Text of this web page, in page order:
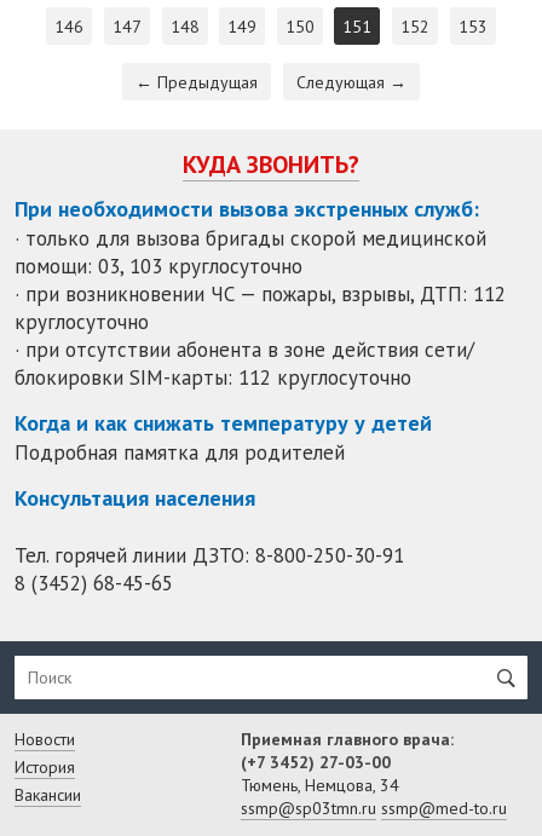
146 147 148 149 150 151 152 153
← Предыдущая Следующая →
КУДА ЗВОНИТЬ?
При необходимости вызова экстренных служб:
· только для вызова бригады скорой медицинской
помощи: 03, 103 круглосуточно
· при возникновении ЧС — пожары, взрывы, ДТП: 112
круглосуточно
· при отсутствии абонента в зоне действия сети/
блокировки SIM-карты: 112 круглосуточно
Когда и как снижать температуру у детей
Подробная памятка для родителей
Консультация населения
Тел. горячей линии ДЗТО: 8-800-250-30-91
8 (3452) 68-45-65
Новости
История
Вакансии
Приемная главного врача:
(+7 3452) 27-03-00
Тюмень, Немцова, 34
ssmp@sp03tmn.ru ssmp@med-to.ru